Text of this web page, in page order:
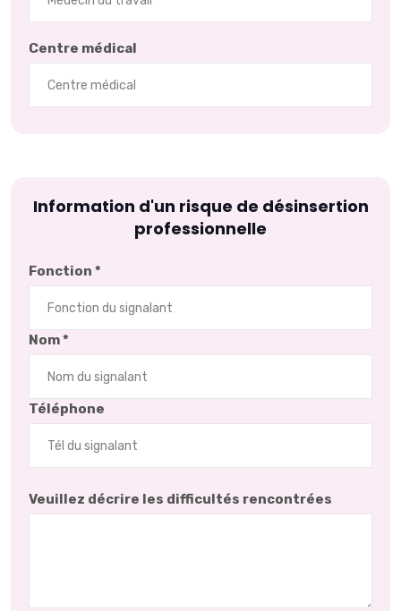
Centre médical
Information d'un risque de désinsertion
professionnelle
Fonction *
Nom *
Téléphone
Veuillez décrire les difficultés rencontrées